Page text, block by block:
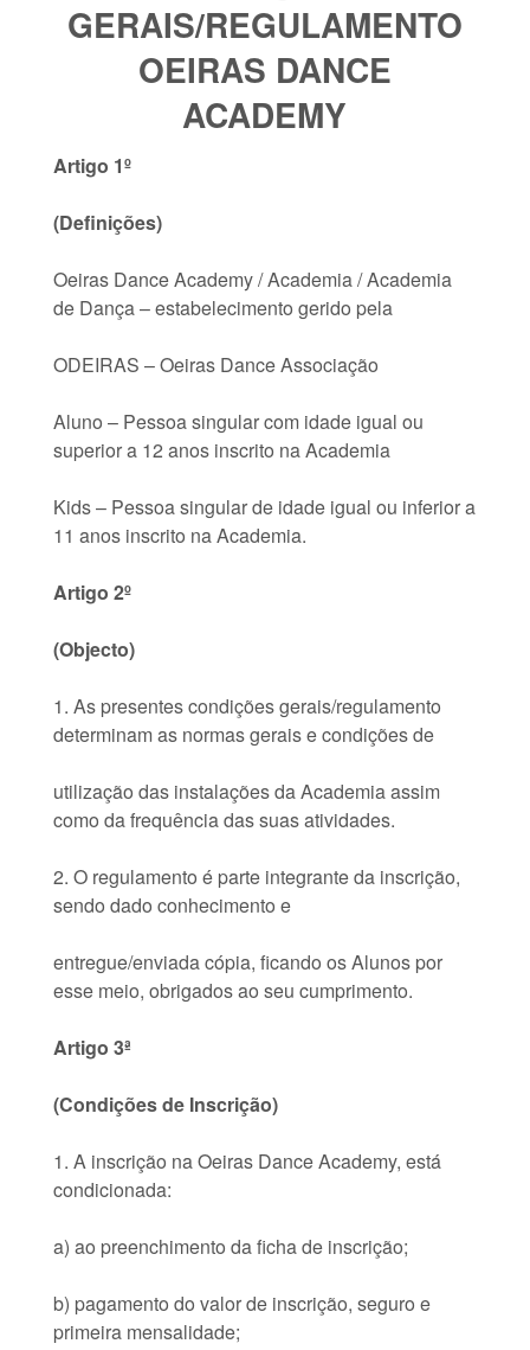
GERAIS/REGULAMENTO
OEIRAS DANCE
ACADEMY
Artigo 1º
(Definições)
Oeiras Dance Academy / Academia / Academia
de Dança – estabelecimento gerido pela
ODEIRAS – Oeiras Dance Associação
Aluno – Pessoa singular com idade igual ou
superior a 12 anos inscrito na Academia
Kids – Pessoa singular de idade igual ou inferior a
11 anos inscrito na Academia.
Artigo 2º
(Objecto)
1. As presentes condições gerais/regulamento
determinam as normas gerais e condições de
utilização das instalações da Academia assim
como da frequência das suas atividades.
2. O regulamento é parte integrante da inscrição,
sendo dado conhecimento e
entregue/enviada cópia, ficando os Alunos por
esse meio, obrigados ao seu cumprimento.
Artigo 3ª
(Condições de Inscrição)
1. A inscrição na Oeiras Dance Academy, está
condicionada:
a) ao preenchimento da ficha de inscrição;
b) pagamento do valor de inscrição, seguro e
primeira mensalidade;